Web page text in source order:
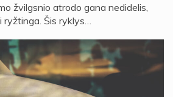
žvilgsnio atrodo gana nedidelis,
Šis ryklys…